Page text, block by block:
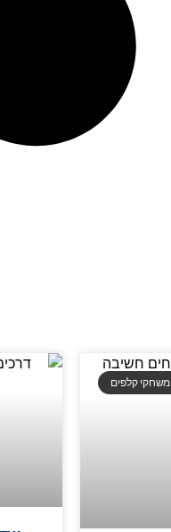
משחקי קלפים